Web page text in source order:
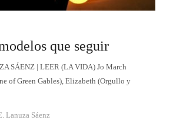
que seguir
SÁENZ | LEER (LA VIDA) Jo March
of Green Gables), Elizabeth (Orgullo y
Lanuza Sáenz